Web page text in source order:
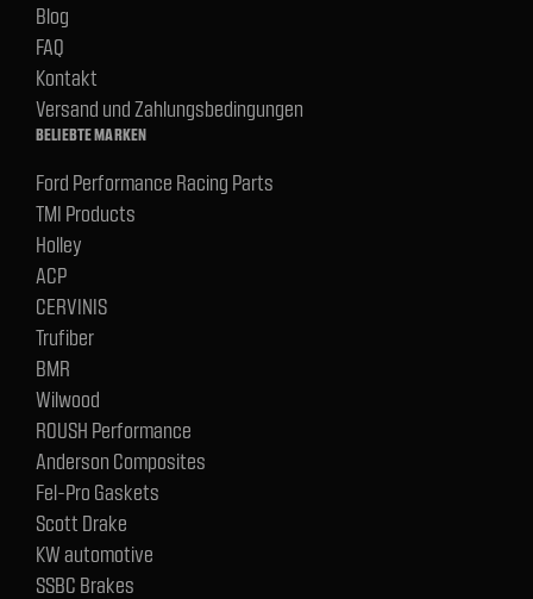
Blog
FAQ
Kontakt
Versand und Zahlungsbedingungen
BELIEBTE MARKEN
Ford Performance Racing Parts
TMI Products
Holley
ACP
CERVINIS
Trufiber
BMR
Wilwood
ROUSH Performance
Anderson Composites
Fel-Pro Gaskets
Scott Drake
KW automotive
SSBC Brakes